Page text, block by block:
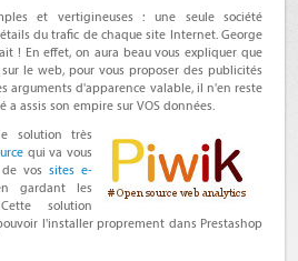
et vertigineuses : une seule société
du trafic de chaque site Internet. George
! En effet, on aura beau vous expliquer que
le web, pour vous proposer des publicités
arguments d'apparence valable, il n'en reste
a assis son empire sur VOS données.
solution très
qui va vous
de vossites e-
gardant les
solution
l'installer proprement dans Prestashop